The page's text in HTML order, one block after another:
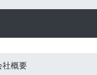
社概要